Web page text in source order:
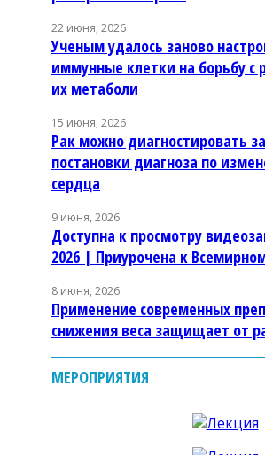
22 июня, 2026
Ученым удалось заново
иммунные клетки на борьбу с
их метаболи
15 июня, 2026
Рак можно диагностировать
постановки диагноза по
сердца
9 июня, 2026
Доступна к просмотру
2026 | Приурочена к
8 июня, 2026
Применение современных
снижения веса защищает от
МЕРОПРИЯТИЯ